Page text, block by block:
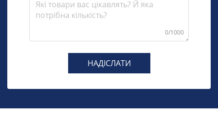
0/1000
НАДІСЛАТИ